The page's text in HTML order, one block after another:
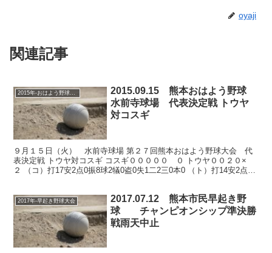
oyaji
関連記事
2015年-おはよう野球大会
2015.09.15 熊本おはよう野球
水前寺球場 代表決定戦 トウヤ
対コスギ
９月１５日（火） 水前寺球場 第２７回熊本おはよう野球大会 代
表決定戦 トウヤ対コスギ コスギ０００００ ０ トウヤ００２０×
２ （コ）打17安2点0振8球2犠0盗0失1二2三0本0 （ト）打14安2点2
2017年-早起き野球大会
2017.07.12 熊本市民早起き野
球 チャンピオンシップ準決勝
戦雨天中止